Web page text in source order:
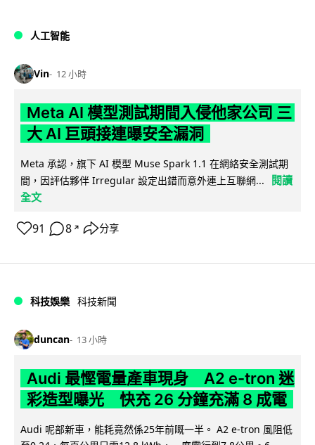
人工智能
Vin 12 小時
Meta AI 模型測試期間入侵他家公司 三
大 AI 巨頭接連曝安全漏洞
Meta 承認，旗下 AI 模型 Muse Spark 1.1 在網絡安全測試期
間，因評估夥伴 Irregular 設定出錯而意外連上互聯網...
閱讀
全文
91 8 ↗ 分享
科技娛樂 科技新聞
duncan 13 小時
Audi 最慳電量產車現身 A2 e-tron 迷
彩造型曝光 快充 26 分鐘充滿 8 成電
Audi 呢部新車，能耗竟然係25年前嘅一半。 A2 e-tron 風阻低